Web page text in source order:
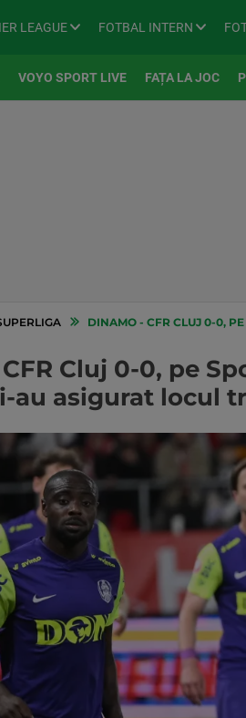
LEAGUE FOTBAL INTERN
VOYO SPORT LIVE FAȚA LA JOC
DINAMO - CFR CLUJ 0-0, PE
Cluj 0-0, pe
au asigurat locul